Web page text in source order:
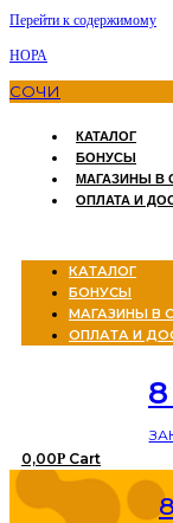
Перейти к содержимому
НОРА
СОЧИ
КАТАЛОГ
БОНУСЫ
МАГАЗИНЫ В
ОПЛАТА И
КАТАЛОГ
БОНУСЫ
МАГАЗИНЫ В
ОПЛАТА И
8
0,00Р Cart